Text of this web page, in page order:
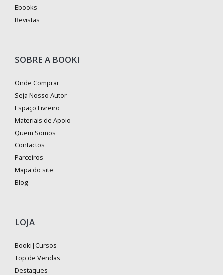
Ebooks
Revistas
SOBRE A BOOKI
Onde Comprar
Seja Nosso Autor
Espaço Livreiro
Materiais de Apoio
Quem Somos
Contactos
Parceiros
Mapa do site
Blog
LOJA
Booki|Cursos
Top de Vendas
Destaques